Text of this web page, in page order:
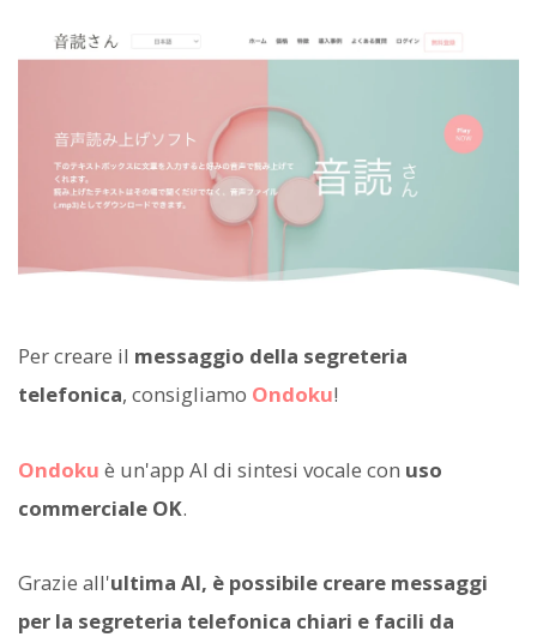
Per creare il messaggio della segreteria
telefonica, consigliamo Ondoku!
Ondoku è un'app AI di sintesi vocale con uso
commerciale OK.
Grazie all'ultima AI, è possibile creare messaggi
per la segreteria telefonica chiari e facili da